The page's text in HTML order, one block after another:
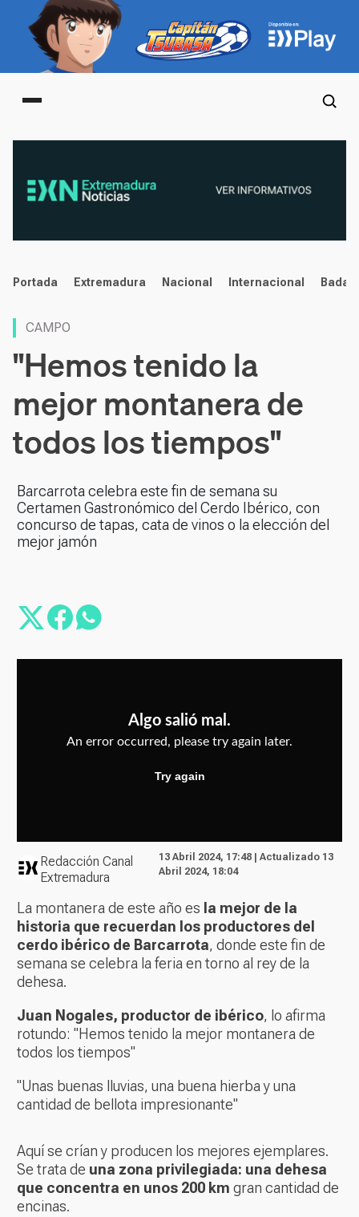
Main menu
noticias
Portada Extremadura Nacional Internacional
CAMPO
"Hemos tenido la
mejor montanera de
todos los tiempos"
Barcarrota celebra este fin de semana su
Certamen Gastronómico del Cerdo Ibérico, con
concurso de tapas, cata de vinos o la elección del
mejor jamón
Redacción Canal
Extremadura
13 Abril 2024, 17:48 | Actualizado 13
Abril 2024, 18:04
La montanera de este año es la mejor de la
historia que recuerdan los productores del
cerdo ibérico de Barcarrota, donde este fin de
semana se celebra la feria en torno al rey de la
dehesa.
Juan Nogales, productor de ibérico, lo afirma
rotundo: "Hemos tenido la mejor montanera de
todos los tiempos"
"Unas buenas lluvias, una buena hierba y una
cantidad de bellota impresionante"
Aquí se crían y producen los mejores ejemplares.
Se trata de una zona privilegiada: una dehesa
que concentra en unos 200 km gran cantidad de
encinas.